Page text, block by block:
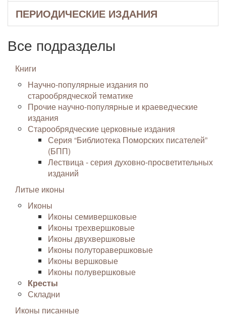
ПЕРИОДИЧЕСКИЕ ИЗДАНИЯ
Все подразделы
Книги
Научно-популярные издания по
старообрядческой тематике
Прочие научно-популярные и краеведческие
издания
Старообрядческие церковные издания
Серия “Библиотека Поморских писателей”
(БПП)
Лествица - серия духовно-просветительных
изданий
Литые иконы
Иконы
Иконы семивершковые
Иконы трехвершковые
Иконы двухвершковые
Иконы полуторавершковые
Иконы вершковые
Иконы полувершковые
Кресты
Складни
Иконы писанные